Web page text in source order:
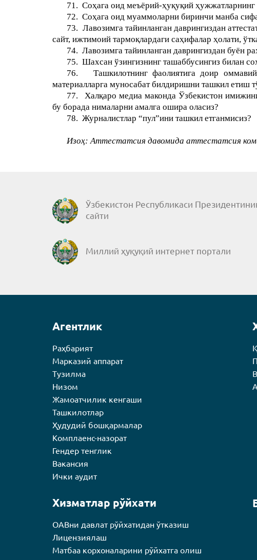
71. Соҳага оид меъёрий-ҳуқуқий
72. Соҳага оид муаммоларни биринчи манба
73. Лавозимга тайинланган даврингиздан
сайт, ижтимоий тармоқлардаги саҳифалар ҳолати,
74. Лавозимга тайинланган даврингиздан буён
75. Шахсан ўзингизнинг ташаббусингиз билан
76.
Ташкилотнинг фаолиятига доир
материалларга муносабат билдиришни ташкил етиш
77.
Халқаро медиа маконда Ўзбекистон
бу борада нималарни амалга ошира оласиз?
78. Журналистлар “пул”ини ташкил етганмисиз?
Изоҳ: Аттестатсия давомида аттестатсия
Ўзбекистон Республикаси
сайти
Миллий ҳуқуқий интернет портали
Агентлик
Раҳбарият
Марказий аппарат
Тузилма
Низом
Жамоатчилик кенгаши
Ташкилотлар
Ҳудудий бошқармалар
Комплаенс-назорат
Гендер тенглик
Вакансия
Ички аудит
Хизматлар рўйхати
ОАВни давлат рўйхатидан ўтказиш
Лицензиялаш
Матбаа корхоналарини рўйхатга олиш